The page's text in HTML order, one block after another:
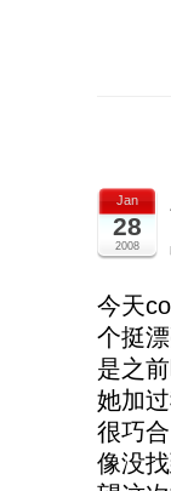
Jan
28
2008
今天
个挺
是之
她加
很巧
像没